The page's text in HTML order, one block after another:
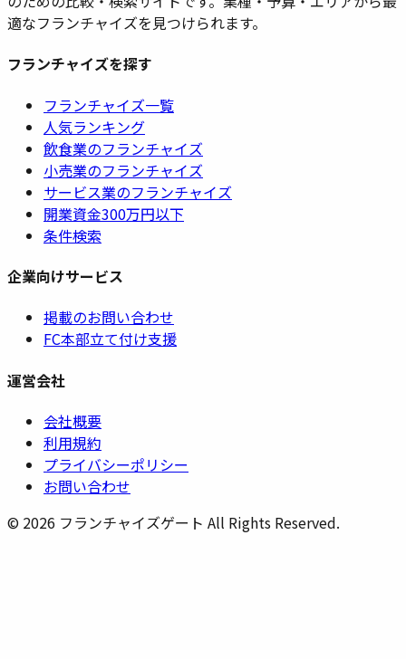
適なフランチャイズを見つけられます。
フランチャイズを探す
フランチャイズ一覧
人気ランキング
飲食業のフランチャイズ
小売業のフランチャイズ
サービス業のフランチャイズ
開業資金300万円以下
条件検索
企業向けサービス
掲載のお問い合わせ
FC本部立て付け支援
運営会社
会社概要
利用規約
プライバシーポリシー
お問い合わせ
© 2026 フランチャイズゲート All Rights Reserved.